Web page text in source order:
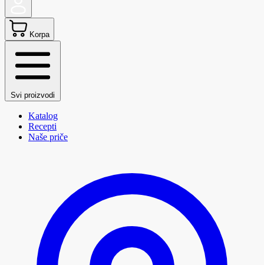
Korpa
Svi proizvodi
Katalog
Recepti
Naše priče